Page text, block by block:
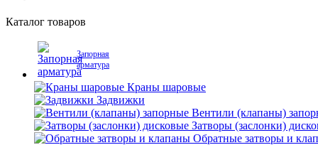
Каталог товаров
Запорная
арматура
Краны шаровые
Задвижки
Вентили (клапаны)
Затворы (заслонки)
Обратные затворы и